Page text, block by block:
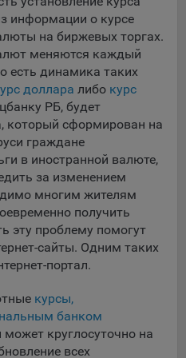
использования
информацию для
для определения целевой
например Яндекс.Метрика,
хранятся не более года;
веб-аналитических
«Яндекс.Метрика»
на сервере Общества и не
из которых хранятся во
сайта, в том числе
страницы и принимать
сайта исходя из
информации о курсе
на биржевых торгах.
меняются каждый
есть динамика таких
доллара либо курс
РБ, будет
который сформирован на
граждане
в иностранной валюте,
за изменением
многим жителям
получить
эту проблему помогут
сайты. Одним таких
портал.
курсы,
банком
может круглосуточно на
всех